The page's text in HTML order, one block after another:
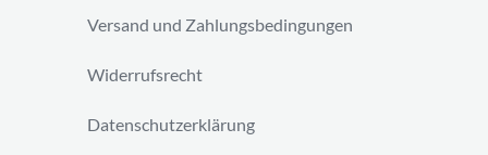
Versand und Zahlungsbedingungen
Widerrufsrecht
Datenschutzerklärung